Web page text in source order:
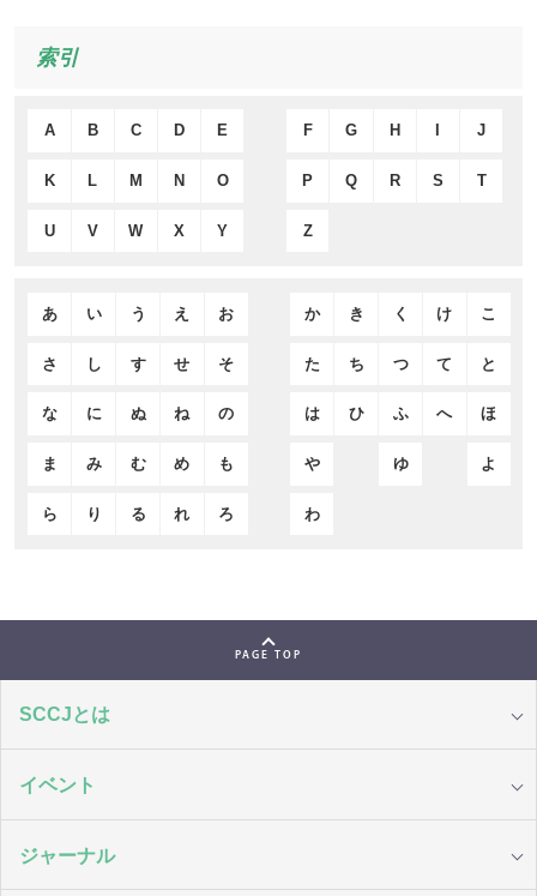
索引
A B C D E F G H J
K L M N O P Q R S T
U V W X Y Z
あ い う え お か き く け こ
さ し す せ そ た ち つ て と
な に ぬ ね の は ひ ふ へ ほ
ま み む め も や ゆ よ
ら り る れ ろ わ
PAGE TOP
SCCJとは
イベント
ジャーナル